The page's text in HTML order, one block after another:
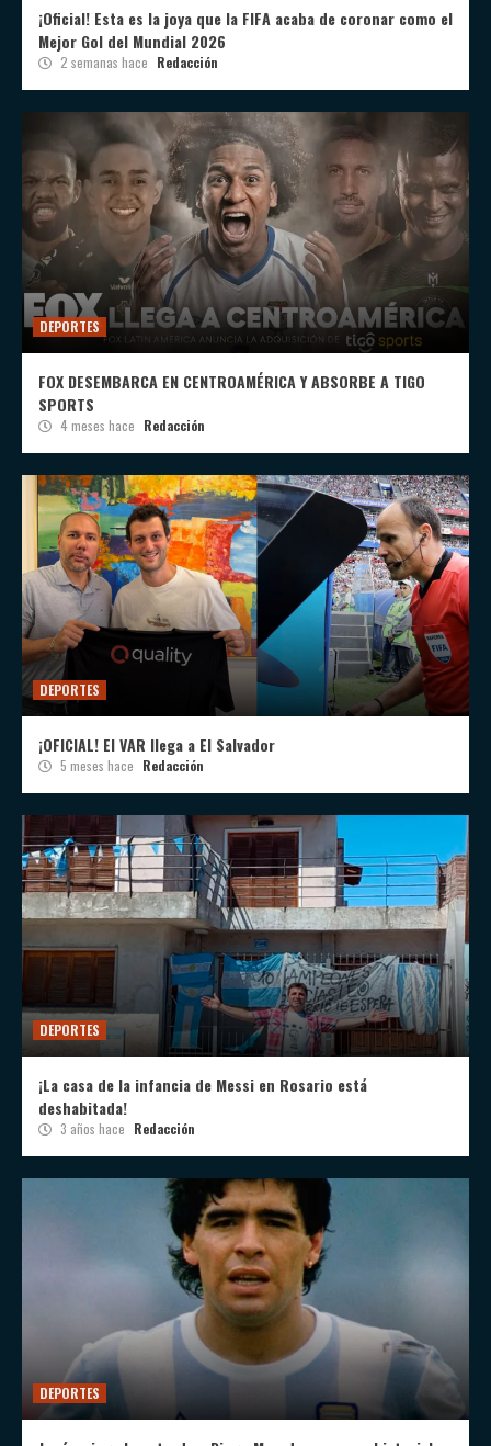
¡Oficial! Esta es la joya que la FIFA acaba de coronar como el
Mejor Gol del Mundial 2026
2 semanas hace Redacción
DEPORTES
FOX DESEMBARCA EN CENTROAMÉRICA Y ABSORBE A TIGO
SPORTS
4 meses hace Redacción
DEPORTES
¡OFICIAL! El VAR llega a El Salvador
5 meses hace Redacción
DEPORTES
¡La casa de la infancia de Messi en Rosario está
deshabitada!
3 años hace Redacción
DEPORTES